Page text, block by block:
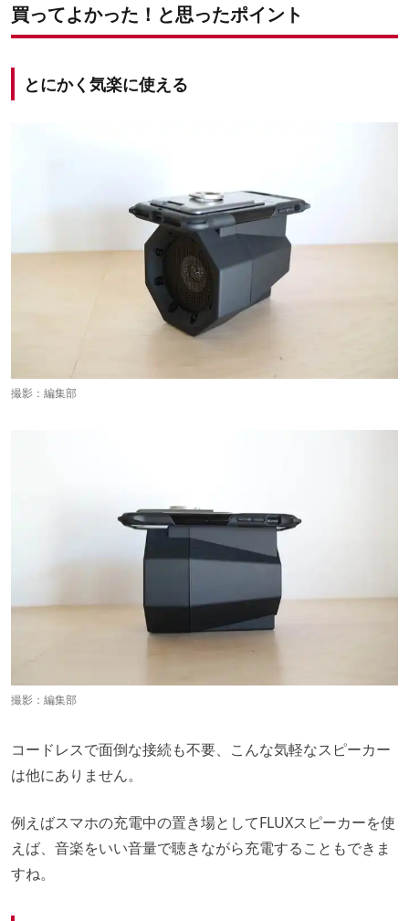
買ってよかった！と思ったポイント
とにかく気楽に使える
撮影：編集部
撮影：編集部
コードレスで面倒な接続も不要、こんな気軽なスピーカー
は他にありません。
例えばスマホの充電中の置き場としてFLUXスピーカーを使
えば、音楽をいい音量で聴きながら充電することもできま
すね。